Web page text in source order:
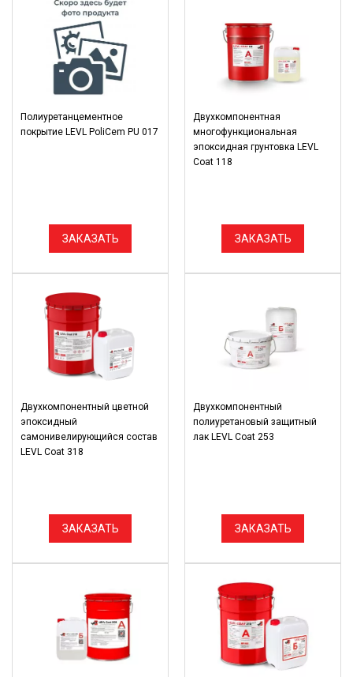
Полиуретанцементное
покрытие LEVL PoliCem PU 017
ЗАКАЗАТЬ
Двухкомпонентная
многофункциональная
эпоксидная грунтовка LEVL
Coat 118
ЗАКАЗАТЬ
Двухкомпонентный цветной
эпоксидный
самонивелирующийся состав
LEVL Coat 318
ЗАКАЗАТЬ
Двухкомпонентный
полиуретановый защитный
лак LEVL Coat 253
ЗАКАЗАТЬ